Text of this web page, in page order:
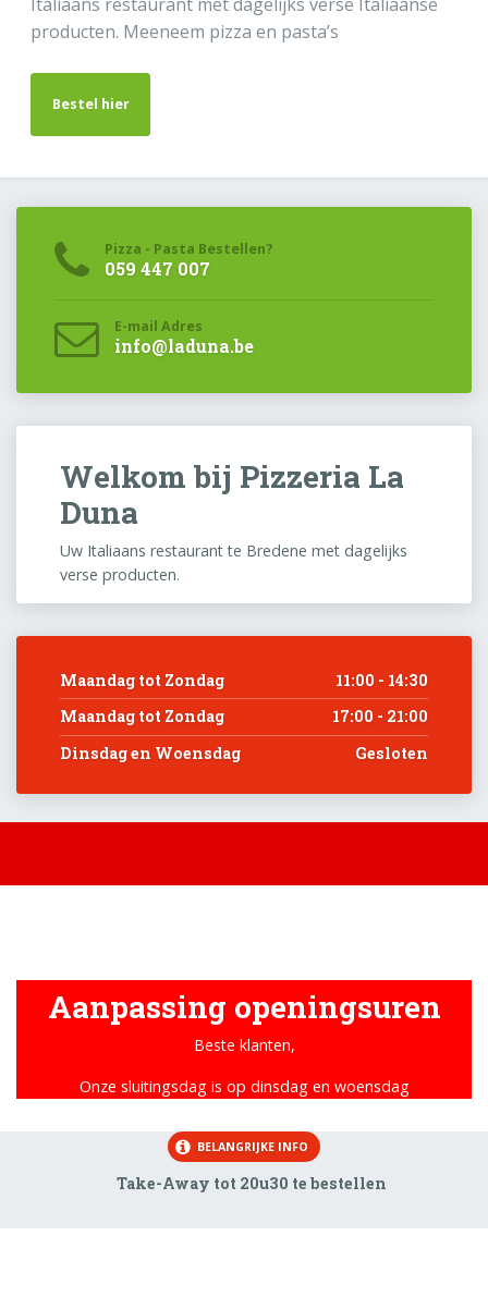
producten. Meeneem pizza en pasta’s
Bestel hier
Pizza - Pasta Bestellen?
059 447 007
E-mail Adres
info@laduna.be
Welkom bij Pizzeria La
Duna
Uw Italiaans restaurant te Bredene met dagelijks
verse producten.
Maandag tot Zondag
11:00 - 14:30
Maandag tot Zondag
17:00 - 21:00
Dinsdag en Woensdag
Gesloten
Aanpassing openingsuren
Beste klanten,
Onze sluitingsdag is op dinsdag en woensdag
BELANGRIJKE INFO
Take-Away tot 20u30 te bestellen